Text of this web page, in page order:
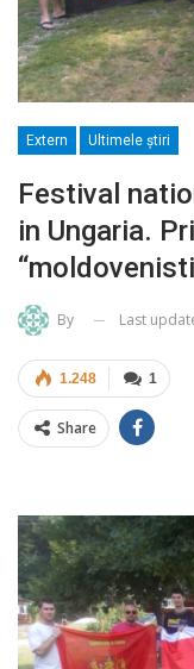
Extern Ultimele ştiri
Festival
in Ungaria.
By Last
1
1.248
Share